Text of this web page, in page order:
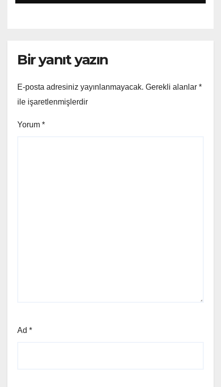
Bir yanıt yazın
E-posta adresiniz yayınlanmayacak. Gerekli alanlar *
ile işaretlenmişlerdir
Yorum *
Ad *